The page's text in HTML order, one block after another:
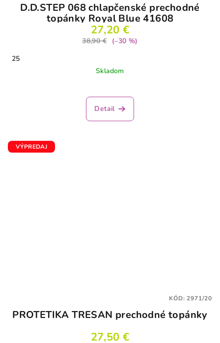
D.D.STEP 068 chlapčenské prechodné
topánky Royal Blue 41608
27,20 €
38,90 €
(–30 %)
25
Skladom
Detail
VÝPREDAJ
PROTETIKA TRESAN prechodné topánky
27,50 €
KÓD:2971/20